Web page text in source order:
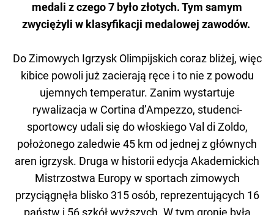
medali z czego 7 było złotych. Tym samym
zwyciężyli w klasyfikacji medalowej zawodów.
Do Zimowych Igrzysk Olimpijskich coraz bliżej, więc
kibice powoli już zacierają ręce i to nie z powodu
ujemnych temperatur. Zanim wystartuje
rywalizacja w Cortina d’Ampezzo, studenci-
sportowcy udali się do włoskiego Val di Zoldo,
położonego zaledwie 45 km od jednej z głównych
aren igrzysk. Druga w historii edycja Akademickich
Mistrzostwa Europy w sportach zimowych
przyciągnęła blisko 315 osób, reprezentujących 16
państw i 56 szkół wyższych. W tym gronie była